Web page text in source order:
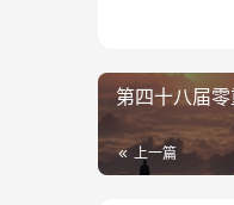
第四十八届
上一篇